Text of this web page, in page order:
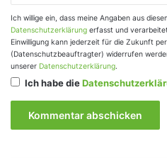
Ich willige ein, dass meine Angaben aus
Datenschutzerklärung erfasst und
Einwilligung kann jederzeit für die Zukunft
(Datenschutzbeauftragter) widerrufen
unserer Datenschutzerklärung.
Ich habe die